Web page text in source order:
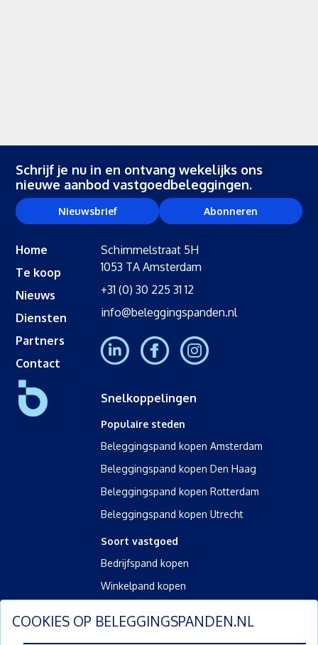
COOKIES OP BELEGGINGSPANDEN.NL
Schrijf je nu in en ontvang wekelijks ons
nieuwe aanbod vastgoedbeleggingen.
Nieuwsbrief Abonneren
Home
Te koop
Nieuws
Diensten
Partners
Contact
Schimmelstraat 5H
1053 TA Amsterdam
+31 (0) 30 225 31 12
info@beleggingspanden.nl
Snelkoppelingen
Populaire steden
Beleggingspand kopen Amsterdam
Beleggingspand kopen Den Haag
Beleggingspand kopen Rotterdam
Beleggingspand kopen Utrecht
Soort vastgoed
Bedrijfspand kopen
Winkelpand kopen